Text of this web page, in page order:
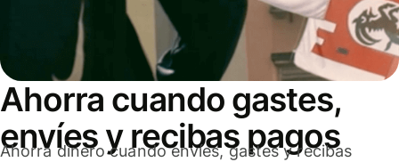
Ahorra cuando gastes,
envíes y recibas pagos
Ahorra dinero cuando envíes, gastes y recibas